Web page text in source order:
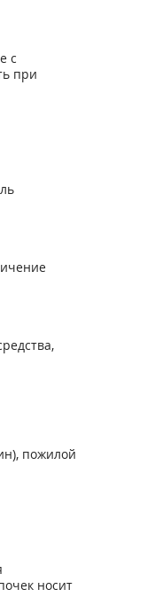
с
при
пожилой
носит